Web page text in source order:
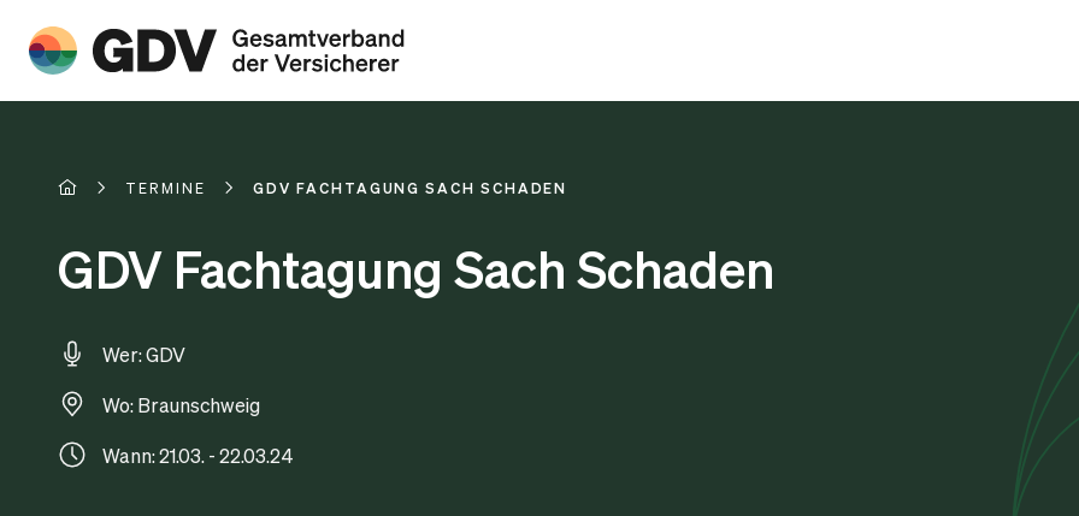
TERMINE GDV FACHTAGUNG SACH SCHADEN
GDV Fachtagung Sach Schaden
Wer: GDV
Wo: Braunschweig
Wann: 21.03. - 22.03.24